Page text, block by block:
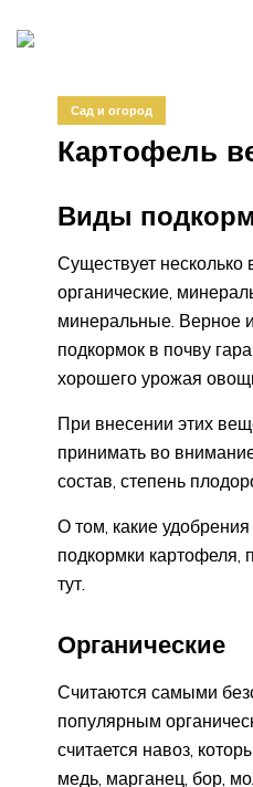
Сад и огород
Картофель
Виды
Существует несколько
органические,
минеральные. Верное
подкормок в почву
хорошего урожая
При внесении этих
принимать во
состав, степень
О том, какие
подкормки картофеля,
тут.
Органические
Считаются самыми
популярным
считается навоз,
медь, марганец, бор,